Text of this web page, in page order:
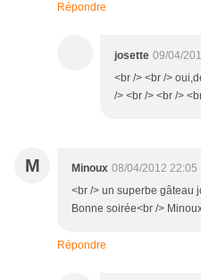
Répondre
josette 09/04/
<br /> <br />
/> <br /> <br />
M Minoux 08/04/2012 22:05
<br /> un superbe gâteau
Bonne soirée<br />
Répondre